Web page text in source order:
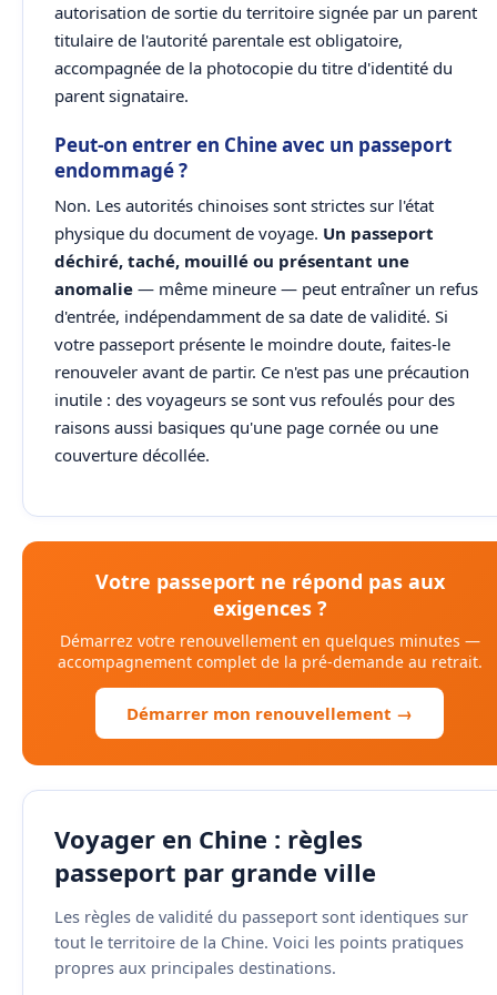
autorisation de sortie du territoire signée par un parent
titulaire de l'autorité parentale est obligatoire,
accompagnée de la photocopie du titre d'identité du
parent signataire.
Peut-on entrer en Chine avec un passeport
endommagé ?
Non. Les autorités chinoises sont strictes sur l'état
physique du document de voyage. Un passeport
déchiré, taché, mouillé ou présentant une
anomalie — même mineure — peut entraîner un refus
d'entrée, indépendamment de sa date de validité. Si
votre passeport présente le moindre doute, faites-le
renouveler avant de partir. Ce n'est pas une précaution
inutile : des voyageurs se sont vus refoulés pour des
raisons aussi basiques qu'une page cornée ou une
couverture décollée.
Votre passeport ne répond pas aux
exigences ?
Démarrez votre renouvellement en quelques minutes —
accompagnement complet de la pré-demande au retrait.
Démarrer mon renouvellement →
Voyager en Chine : règles
passeport par grande ville
Les règles de validité du passeport sont identiques sur
tout le territoire de la Chine. Voici les points pratiques
propres aux principales destinations.